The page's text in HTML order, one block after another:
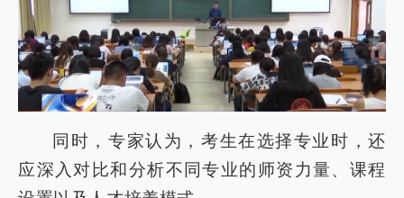
同时，专家认为，考生在选择专业时，还
应深入对比和分析不同专业的师资力量、课程